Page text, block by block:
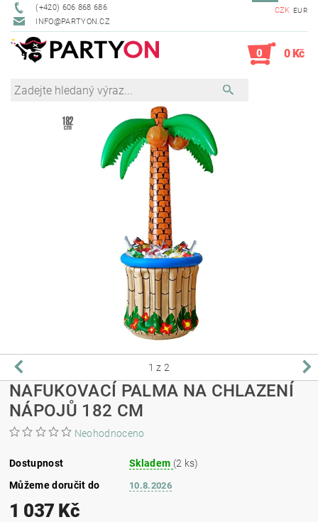
(+420) 606 868 686
INFO@PARTYON.CZ
CZK EUR
0 0 Kč
1 z 2
NAFUKOVACÍ PALMA NA CHLAZENÍ
NÁPOJŮ 182 CM
Neohodnoceno
Dostupnost Skladem (2 ks)
Můžeme doručit do
10.8.2026
1 037 Kč